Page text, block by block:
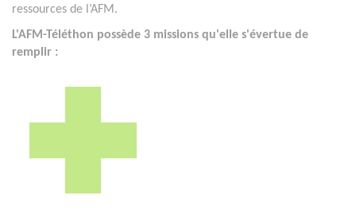
ressources de l’AFM.
L'AFM-Téléthon possède 3 missions qu'elle s'évertue de
remplir :